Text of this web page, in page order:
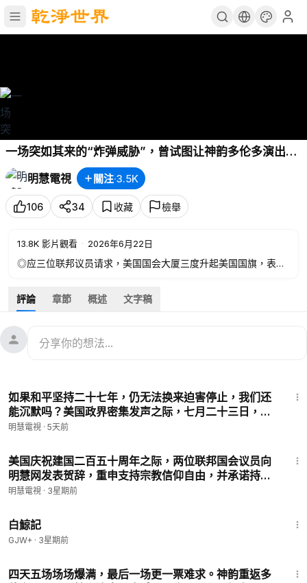
一场突如其来的“炸弹威胁”，曾试图让神韵多伦多演出止
步；然而，阻挠没有让传统文化的脚步停下。六月，神韵
重返四季表演艺术中心，多位加拿大议员发来贺信声援，
赞扬其坚守传统文化与自由价值。
明慧電視 關注·3.5K
106 34 收藏 檢舉
13.8K 影片觀看 · 2026年6月22日
◎应三位联邦议员请求，美国国会大厦三度升起美国国旗，表彰
◎因中共炸弹威胁而取消，原定于多伦多的神韵演出，将于六月
二十五日重返剧院，加拿大政要赞艺术团展现非凡勇气。
的“真理部夏季电影节”选为开幕影片。
◎海外弘法活动掠影
－澳洲-墨尔本：在“身心灵健康节”设立展位，展示五套功法。
－保加利亚-巴尔奇克：“真善忍国际美展”在王宫文化中心开幕。
－墨西哥-墨西哥城：应当地政府官员邀请，向民众介绍法轮大
◎迫害纪实：广东唐家镇法轮功学员冯彩凤，仅因向一名水果摊
主赠送“福”字卡，遭中共秘密开庭非法判刑五年。
◎迫害纪实：吉林省松原市八名警察在无合法手续下，闯入75岁
◎恶报实录：张兴国曾任“六一零办公室”头目，迫害法轮功学
员，三月病亡；其子张海峰，同样在“六一零”任职，协助迫害，
00:00美国国会大厦及宾州州府升旗 表彰法轮大法创始人
評論 章節 概述 文字稿
如果和平坚持二十七年，仍无法换来迫害停止，我们还
能沉默吗？美国政界密集发声之际，七月二十三日，两
千多名法轮功学员齐聚华盛顿，以集会、游行及烛光悼
害。
明慧電視 · 5天前
美国庆祝建国二百五十周年之际，两位联邦国会议员向
明慧网发表贺辞，重申支持宗教信仰自由，并承诺持续
反制中共跨国打压。这份国庆时刻的公开致意，不仅表
关注。
明慧電視 · 3星期前
白鯨記
GJW+ · 3星期前
四天五场场场爆满，最后一场更一票难求。神韵重返多